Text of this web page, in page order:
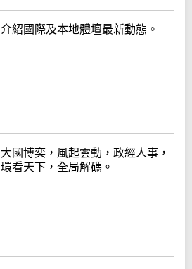
介紹國際及本地體壇最新動態。
大國博奕，風起雲動，政經人事，
環看天下，全局解碼。